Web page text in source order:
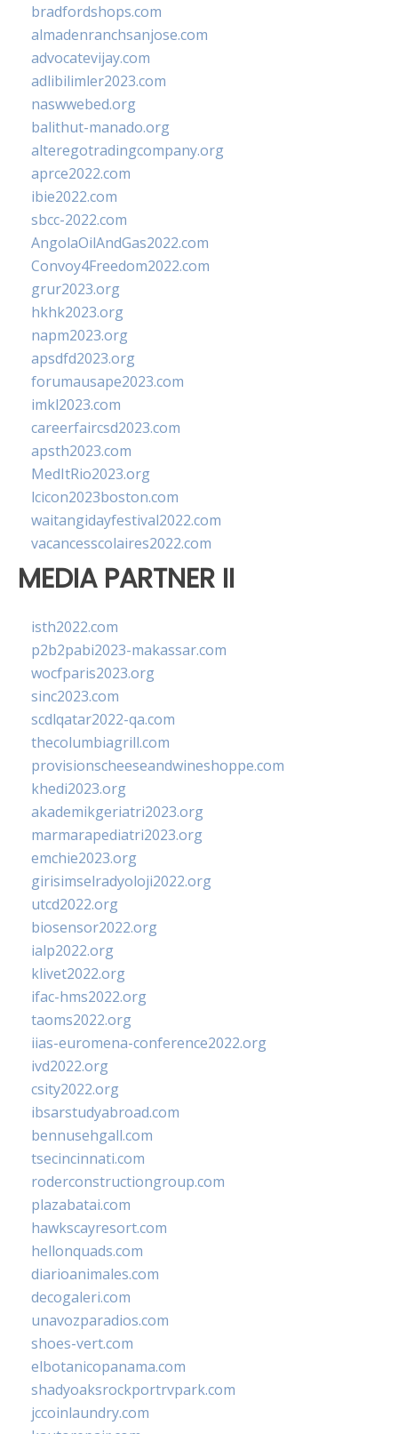
bradfordshops.com
almadenranchsanjose.com
advocatevijay.com
adlibilimler2023.com
naswwebed.org
balithut-manado.org
alteregotradingcompany.org
aprce2022.com
ibie2022.com
sbcc-2022.com
AngolaOilAndGas2022.com
Convoy4Freedom2022.com
grur2023.org
hkhk2023.org
napm2023.org
apsdfd2023.org
forumausape2023.com
imkl2023.com
careerfaircsd2023.com
apsth2023.com
MedItRio2023.org
lcicon2023boston.com
waitangidayfestival2022.com
vacancesscolaires2022.com
MEDIA PARTNER II
isth2022.com
p2b2pabi2023-makassar.com
wocfparis2023.org
sinc2023.com
scdlqatar2022-qa.com
thecolumbiagrill.com
provisionscheeseandwineshoppe.com
khedi2023.org
akademikgeriatri2023.org
marmarapediatri2023.org
emchie2023.org
girisimselradyoloji2022.org
utcd2022.org
biosensor2022.org
ialp2022.org
klivet2022.org
ifac-hms2022.org
taoms2022.org
iias-euromena-conference2022.org
ivd2022.org
csity2022.org
ibsarstudyabroad.com
bennusehgall.com
tsecincinnati.com
roderconstructiongroup.com
plazabatai.com
hawkscayresort.com
hellonquads.com
diarioanimales.com
decogaleri.com
unavozparadios.com
shoes-vert.com
elbotanicopanama.com
shadyoaksrockportrvpark.com
jccoinlaundry.com